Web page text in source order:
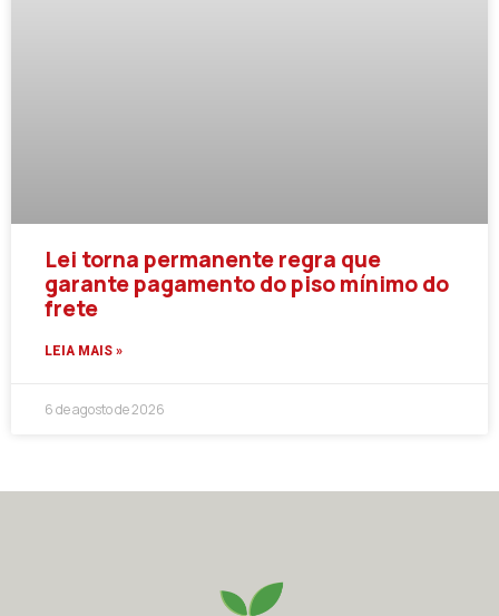
Lei torna permanente regra que
garante pagamento do piso mínimo do
frete
LEIA MAIS »
6 de agosto de 2026